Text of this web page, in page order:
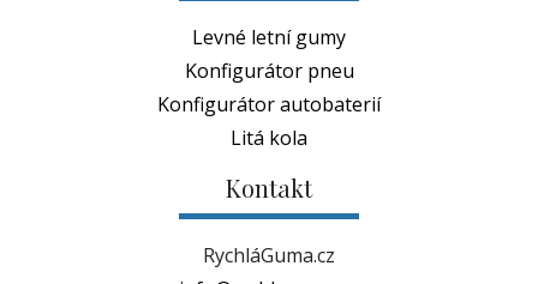
Levné letní gumy
Konfigurátor pneu
Konfigurátor autobaterií
Litá kola
Kontakt
RychláGuma.cz